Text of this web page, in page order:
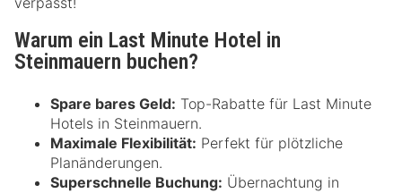
Warum ein Last Minute Hotel in
Steinmauern buchen?
Spare bares Geld: Top-Rabatte für Last Minute
Hotels in Steinmauern.
Maximale Flexibilität: Perfekt für plötzliche
Planänderungen.
Superschnelle Buchung: Übernachtung in